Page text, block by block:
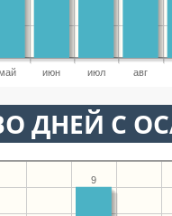
июн июл авг
ДНЕЙ С
9